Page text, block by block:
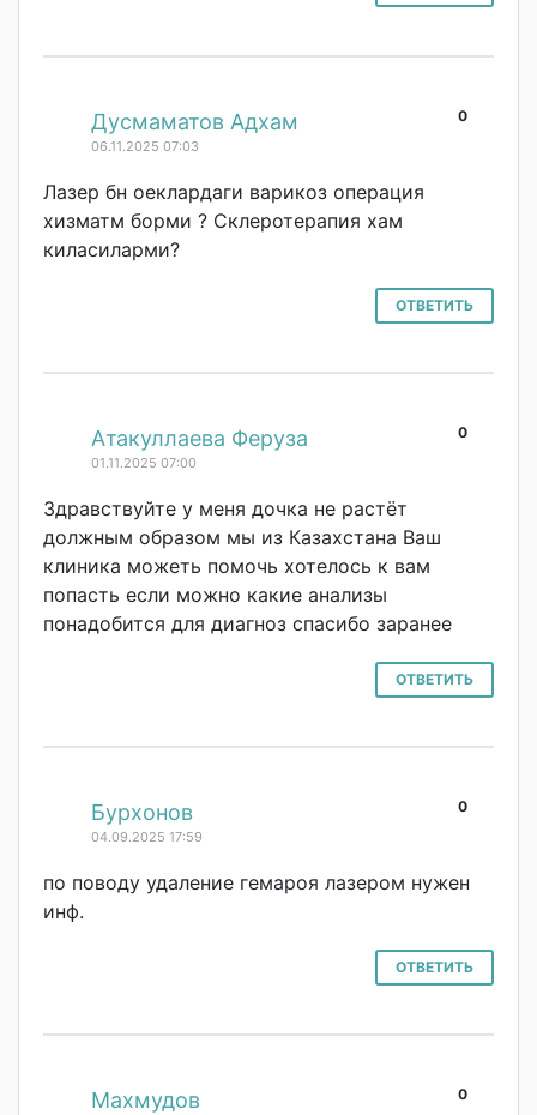
0
Дусмаматов Адхам
06.11.2025 07:03
Лазер бн оеклардаги варикоз операция
хизматм борми ? Склеротерапия хам
киласиларми?
ОТВЕТИТЬ
0
Атакуллаева Феруза
01.11.2025 07:00
Здравствуйте у меня дочка не растёт
должным образом мы из Казахстана Ваш
клиника можеть помочь хотелось к вам
попасть если можно какие анализы
понадобится для диагноз спасибо заранее
ОТВЕТИТЬ
0
Бурхонов
04.09.2025 17:59
по поводу удаление гемароя лазером нужен
инф.
ОТВЕТИТЬ
0
Махмудов